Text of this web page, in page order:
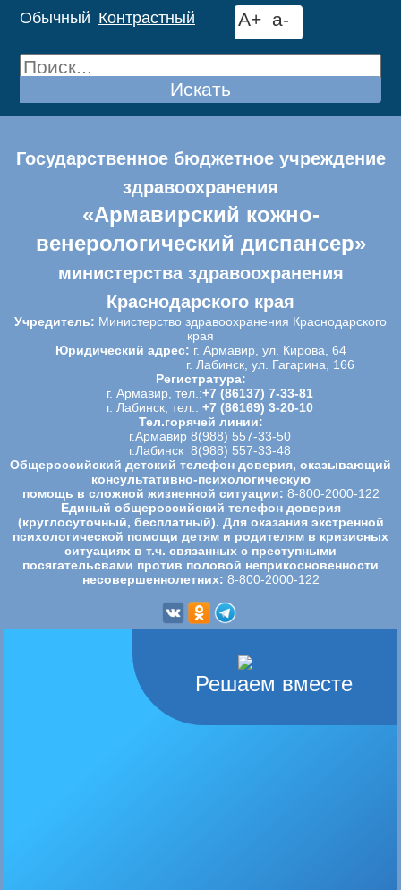
Обычный Контрастный A+ a-
Искать
Государственное бюджетное учреждение
здравоохранения
«Армавирский кожно-
венерологический диспансер»
министерства здравоохранения
Краснодарского края
Учредитель: Министерство здравоохранения Краснодарского
края
Юридический адрес: г. Армавир, ул. Кирова, 64
г. Лабинск, ул. Гагарина, 166
Регистратура:
г. Армавир, тел.:+7 (86137) 7-33-81
г. Лабинск, тел.: +7 (86169) 3-20-10
Тел.горячей линии:
г.Армавир 8(988) 557-33-50
г.Лабинск 8(988) 557-33-48
Общероссийский детский телефон доверия, оказывающий
консультативно-психологическую
помощь в сложной жизненной ситуации: 8-800-2000-122
Единый общероссийский телефон доверия
(круглосуточный, бесплатный). Для оказания экстренной
психологической помощи детям и родителям в кризисных
ситуациях в т.ч. связанных с преступными
посягательсвами против половой неприкосновенности
несовершеннолетних: 8-800-2000-122
Решаем вместе